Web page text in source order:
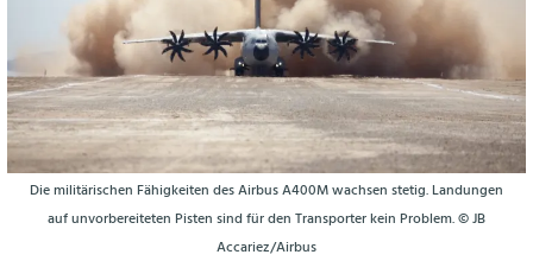
Die militärischen Fähigkeiten des Airbus A400M wachsen stetig. Landungen
auf unvorbereiteten Pisten sind für den Transporter kein Problem. © JB
Accariez/Airbus